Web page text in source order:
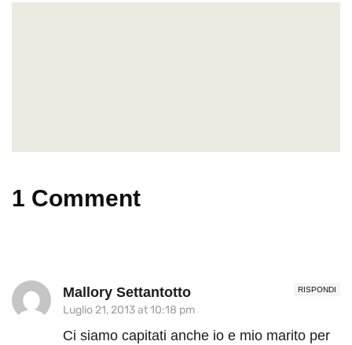
1 Comment
RISPONDI
Mallory Settantotto
Luglio 21, 2013 at 10:18 pm
Ci siamo capitati anche io e mio marito per